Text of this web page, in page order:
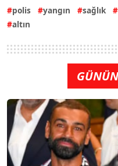
polis yangın sağlık
altın